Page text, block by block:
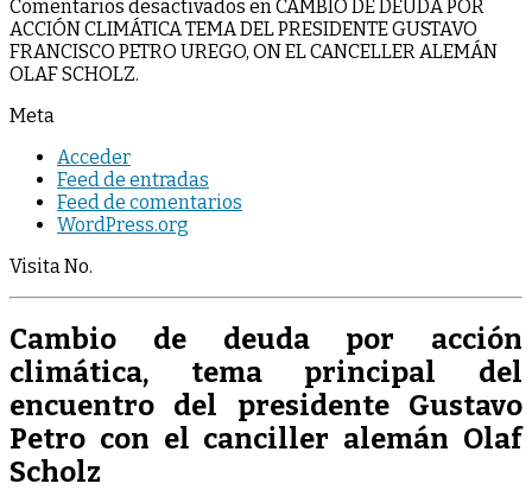
Comentarios desactivados en CAMBIO DE DEUDA POR
ACCIÓN CLIMÁTICA TEMA DEL PRESIDENTE GUSTAVO
FRANCISCO PETRO UREGO, ON EL CANCELLER ALEMÁN
OLAF SCHOLZ.
Meta
Acceder
Feed de entradas
Feed de comentarios
WordPress.org
Visita No.
Cambio de deuda por acción
climática, tema principal del
encuentro del presidente Gustavo
Petro con el canciller alemán Olaf
Scholz